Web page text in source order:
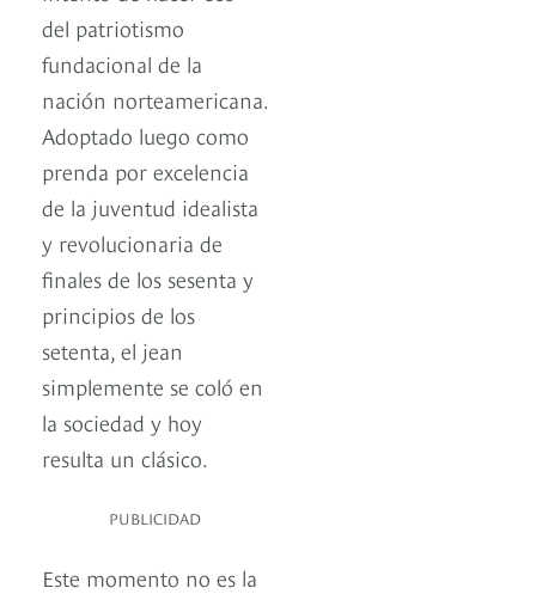
del patriotismo
fundacional de la
nación norteamericana.
Adoptado luego como
prenda por excelencia
de la juventud idealista
y revolucionaria de
finales de los sesenta y
principios de los
setenta, el jean
simplemente se coló en
la sociedad y hoy
resulta un clásico.
PUBLICIDAD
Este momento no es la